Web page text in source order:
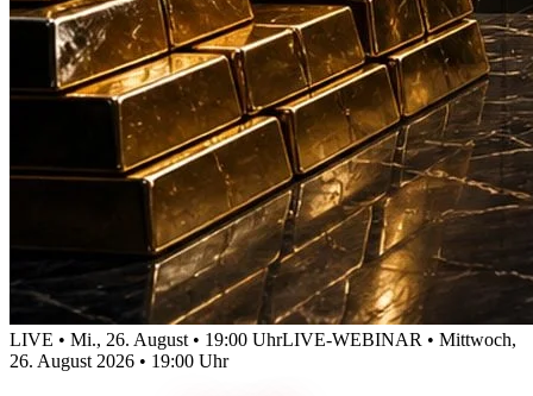
LIVE • Mi., 26. August • 19:00 UhrLIVE-WEBINAR • Mittwoch,
26. August 2026 • 19:00 Uhr